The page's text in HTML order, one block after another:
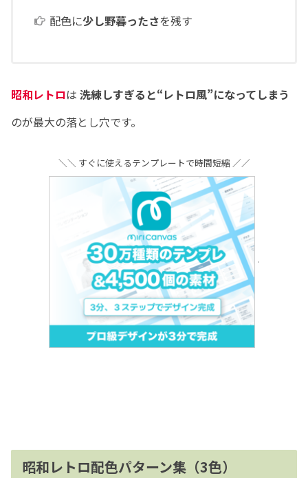
配色に少し野暮ったさを残す
昭和レトロは 洗練しすぎると“レトロ風”になってしまう
のが最大の落とし穴です。
＼＼ すぐに使えるテンプレートで時間短縮 ／／
昭和レトロ配色パターン集（3色）